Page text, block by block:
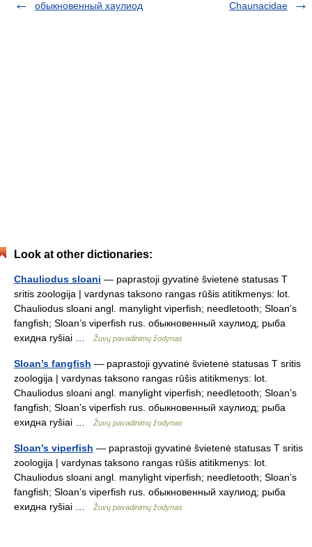
обыкновенный хаулиод
Chaunacidae
Look at other dictionaries:
Chauliodus sloani — paprastoji gyvatinė švietenė statusas T
sritis zoologija | vardynas taksono rangas rūšis atitikmenys: lot.
Chauliodus sloani angl. manylight viperfish; needletooth; Sloan’s
fangfish; Sloan’s viperfish rus. обыкновенный хаулиод; рыба
ехидна ryšiai …
Žuvų pavadinimų žodynas
Sloan’s fangfish — paprastoji gyvatinė švietenė statusas T sritis
zoologija | vardynas taksono rangas rūšis atitikmenys: lot.
Chauliodus sloani angl. manylight viperfish; needletooth; Sloan’s
fangfish; Sloan’s viperfish rus. обыкновенный хаулиод; рыба
ехидна ryšiai …
Žuvų pavadinimų žodynas
Sloan’s viperfish — paprastoji gyvatinė švietenė statusas T sritis
zoologija | vardynas taksono rangas rūšis atitikmenys: lot.
Chauliodus sloani angl. manylight viperfish; needletooth; Sloan’s
fangfish; Sloan’s viperfish rus. обыкновенный хаулиод; рыба
ехидна ryšiai …
Žuvų pavadinimų žodynas